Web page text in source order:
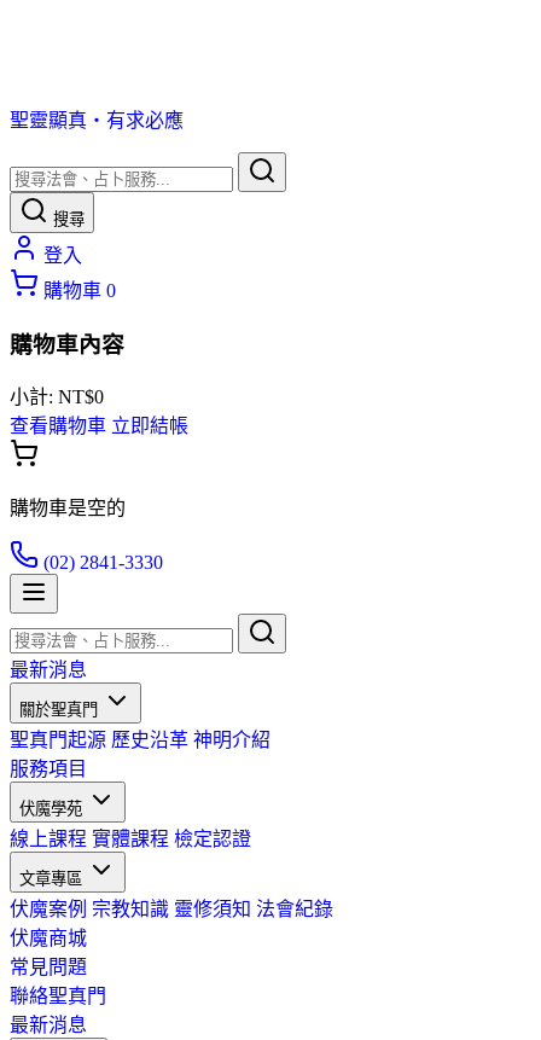
聖靈顯真・有求必應
搜尋
登入
購物車 0
購物車內容
小計: NT$0
查看購物車 立即結帳
購物車是空的
(02) 2841-3330
最新消息
關於聖真門
聖真門起源 歷史沿革 神明介紹
服務項目
伏魔學苑
線上課程 實體課程 檢定認證
文章專區
伏魔案例 宗教知識 靈修須知 法會紀錄
伏魔商城
常見問題
聯絡聖真門
最新消息